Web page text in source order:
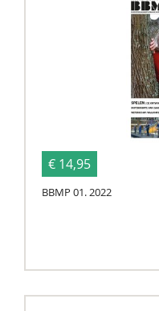
€ 14,95
BBMP 01. 2022